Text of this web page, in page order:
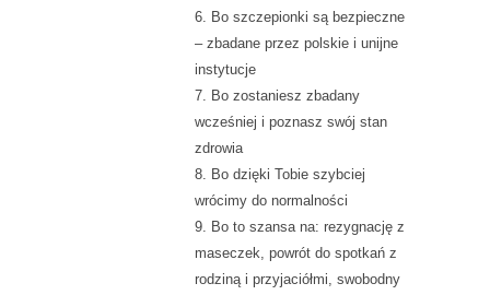
Bo szczepionki są bezpieczne
– zbadane przez polskie i unijne
instytucje
Bo zostaniesz zbadany
wcześniej i poznasz swój stan
zdrowia
Bo dzięki Tobie szybciej
wrócimy do normalności
Bo to szansa na: rezygnację z
maseczek, powrót do spotkań z
rodziną i przyjaciółmi, swobodny